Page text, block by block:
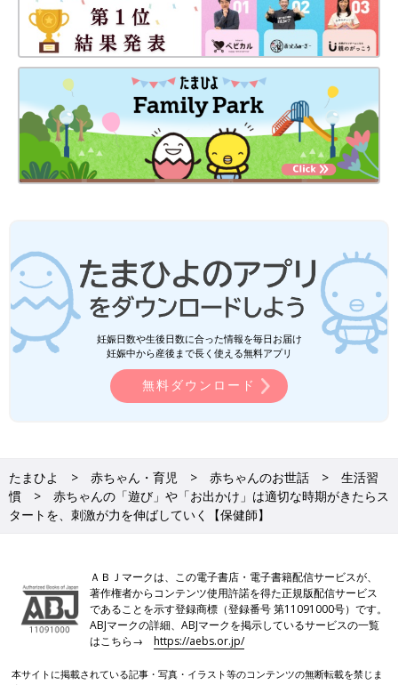
妊娠日数や生後日数に合った情報を毎日お届け
妊娠中から産後まで長く使える無料アプリ
無料ダウンロード
たまひよ 赤ちゃん・育児 赤ちゃんのお世話
生活習
慣
赤ちゃんの「遊び」や「お出かけ」は適切な時期がきたらス
タートを、刺激が力を伸ばしていく【保健師】
ＡＢＪマークは、この電子書店・電子書籍配信サービスが、
著作権者からコンテンツ使用許諾を得た正規版配信サービス
であることを示す登録商標（登録番号 第11091000号）です。
ABJマークの詳細、ABJマークを掲示しているサービスの一覧
はこちら→https://aebs.or.jp/
本サイトに掲載されている記事・写真・イラスト等のコンテンツの無断転載を禁じま